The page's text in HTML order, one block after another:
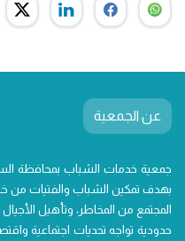
عن الجمعية
جمعية خدمات الشباب بمحافظة
بهدف تمكين الشباب والفتيات من
المجتمع من المخاطر، وتأهيل
حدودية تواجه تحديات اجتماعية